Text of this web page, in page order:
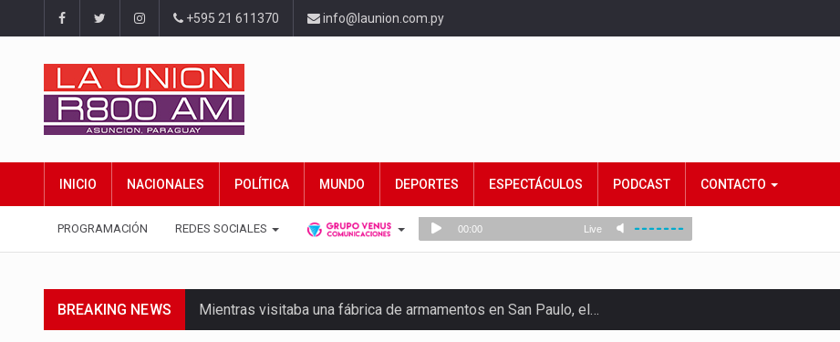
+595 21 611370 info@launion.com.py
INICIO NACIONALES POLÍTICA MUNDO DEPORTES ESPECTÁCULOS PODCAST CONTACTO
PROGRAMACIÓN REDES SOCIALES
BREAKING NEWS Mientras visitaba una fábrica de armamentos en San Paulo, el…